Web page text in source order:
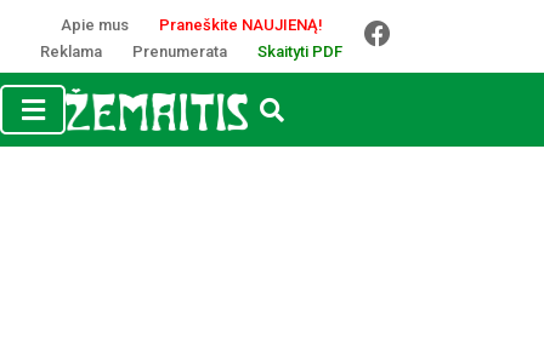
Apie mus
Praneškite NAUJIENĄ!
Reklama
Prenumerata Skaityti PDF